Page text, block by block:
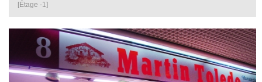
[Étage -1]